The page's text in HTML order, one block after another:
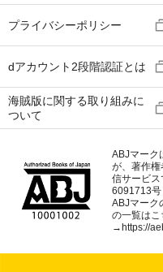
プライバシーポリシー
dアカウント2段階認証とは
海賊版に関する取り組みに
ついて
ABJマーク
が、著作
信サービ
6091713号
ABJマーク
の一覧はこ
→https://